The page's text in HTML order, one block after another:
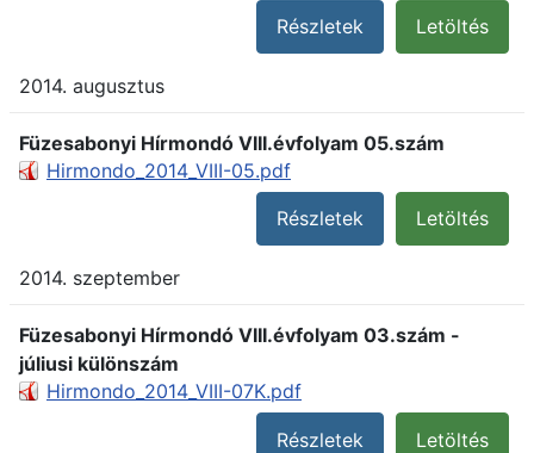
Letöltés
Részletek
2014. augusztus
Füzesabonyi Hírmondó VIII.évfolyam 05.szám
Hirmondo_2014_VIII-05.pdf
Letöltés
Részletek
2014. szeptember
Füzesabonyi Hírmondó VIII.évfolyam 03.szám -
júliusi különszám
Hirmondo_2014_VIII-07K.pdf
Letöltés
Részletek